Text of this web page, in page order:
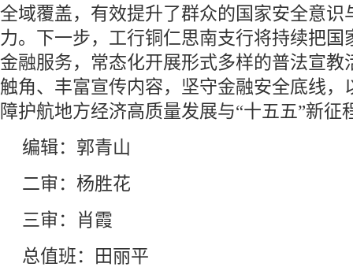
全域覆盖，有效提升了群众的国家安全意识
力。下一步，工行铜仁思南支行将持续把国
金融服务，常态化开展形式多样的普法宣教
触角、丰富宣传内容，坚守金融安全底线，
障护航地方经济高质量发展与“十五五”新征
编辑：郭青山
二审：杨胜花
三审：肖霞
总值班：田丽平